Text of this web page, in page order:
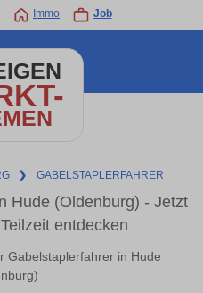
Immo Job
❯ GABELSTAPLERFAHRER
Hude (Oldenburg) - Jetzt
entdecken
Gabelstaplerfahrer in Hude